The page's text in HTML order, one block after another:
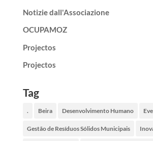
Notizie dall'Associazione
OCUPAMOZ
Projectos
Projectos
Tag
. Beira Desenvolvimento Humano
Gestão de Resíduos Sólidos Municipais